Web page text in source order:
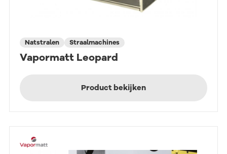
Natstralen Straalmachines
Vapormatt Leopard
Product bekijken